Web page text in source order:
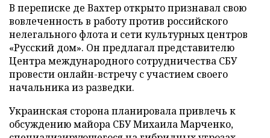
В переписке де Вахтер открыто признавал свою
вовлеченность в работу против российского
нелегального флота и сети культурных центров
«Русский дом». Он предлагал представителю
Центра международного сотрудничества СБУ
провести онлайн-встречу с участием своего
начальника из разведки.
Украинская сторона планировала привлечь к
обсуждению майора СБУ Михаила Марченко,